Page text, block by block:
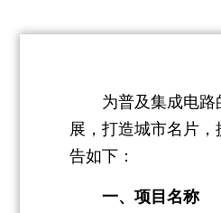
为普及集成电路的
展，打造城市名片
告如下：
一、项目名称